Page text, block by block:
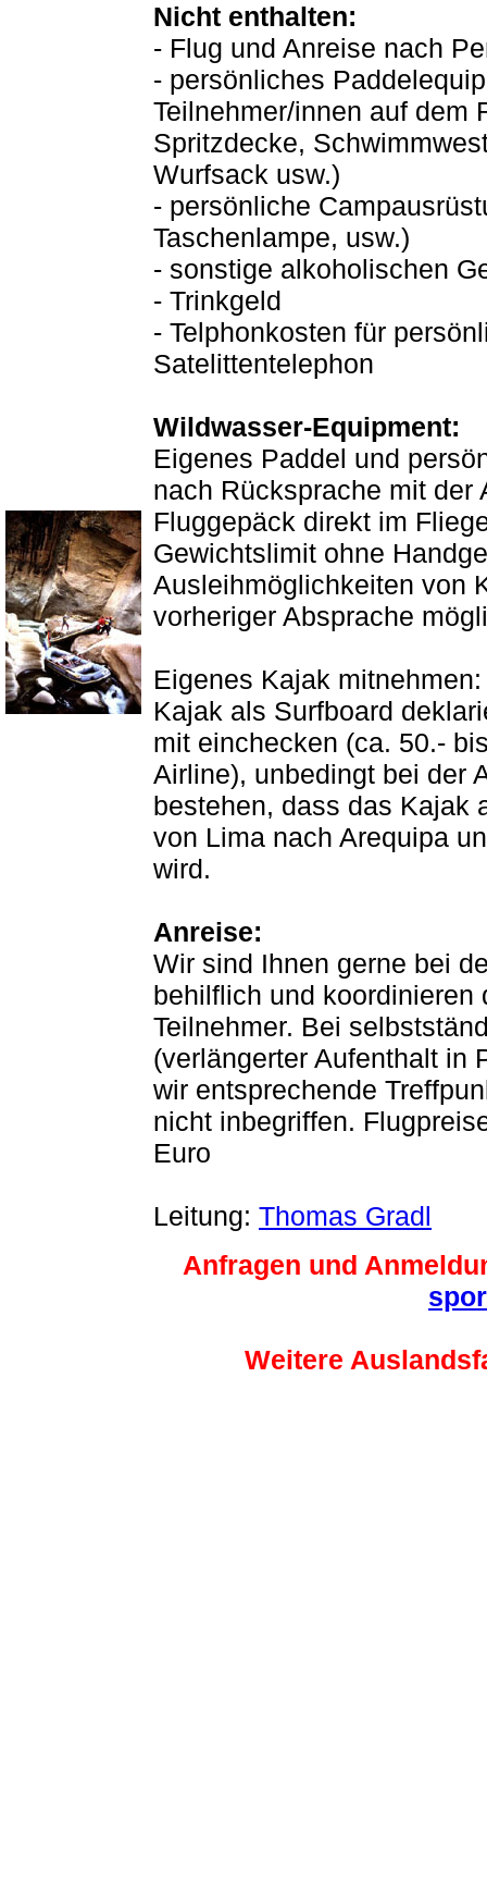
Nicht enthalten:
- Flug und Anreise nach
- persönliches
Teilnehmer/innen auf dem
Spritzdecke,
Wurfsack usw.)
- persönliche
Taschenlampe, usw.)
- sonstige alkoholischen
- Trinkgeld
- Telphonkosten für
Satelittentelephon
Wildwasser-Equipment:
Eigenes Paddel und
nach Rücksprache mit der
Fluggepäck direkt im
Gewichtslimit ohne
Ausleihmöglichkeiten von
vorheriger Absprache
Eigenes Kajak mitnehmen:
Kajak als Surfboard
mit einchecken (ca. 50.-
Airline), unbedingt bei der
bestehen, dass das Kajak
von Lima nach Arequipa
wird.
Anreise:
Wir sind Ihnen gerne bei
behilflich und koordinieren
Teilnehmer. Bei
(verlängerter Aufenthalt in
wir entsprechende
nicht inbegriffen.
Euro
Leitung: Thomas Gradl
Anfragen und
Weitere